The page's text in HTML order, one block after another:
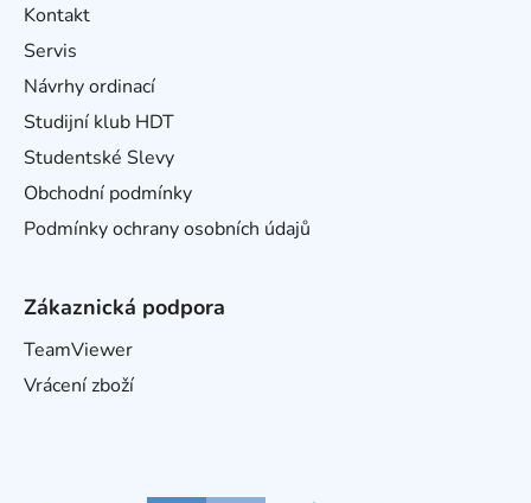
Kontakt
Servis
Návrhy ordinací
Studijní klub HDT
Studentské Slevy
Obchodní podmínky
Podmínky ochrany osobních údajů
Zákaznická podpora
TeamViewer
Vrácení zboží